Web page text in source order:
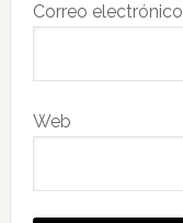
Correo electrónico
Web